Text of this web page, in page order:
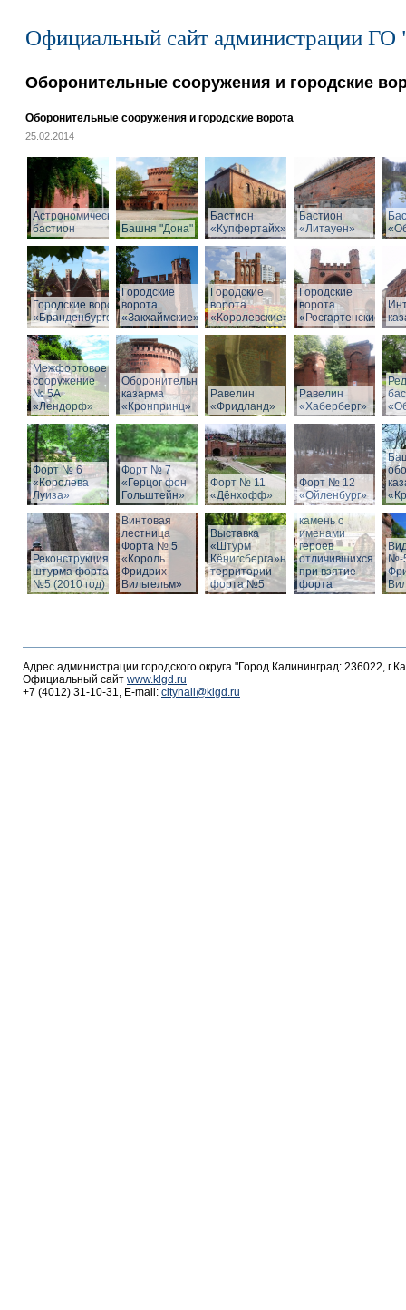
Официальный сайт администрации ГО
Оборонительные сооружения и городские
Оборонительные сооружения и городские ворота
25.02.2014
Астрономический
бастион
Башня "Дона"
Бастион
«Купфертайх»
Бастион
«Литауен»
Городские ворота
«Бранденбургские»
Городские
ворота
«Закхаймские»
Городские
ворота
«Королевские»
Городские
ворота
«Росгартенские»
Межфортовое
сооружение
№ 5А
«Лендорф»
Оборонительная
казарма
«Кронпринц»
Равелин
«Фридланд»
Равелин
«Хаберберг»
Форт № 6
«Королева
Луиза»
Форт № 7
«Герцог фон
Гольштейн»
Форт № 11
«Дёнхофф»
Форт № 12
«Ойленбург»
Реконструкция
штурма форта
№5 (2010 год)
Винтовая
лестница
Форта № 5
«Король
Фридрих
Вильгельм»
Выставка
«Штурм
Кёнигсберга»на
территории
форта №5
Мемориальный
камень с
именами
героев
отличившихся
при взятие
форта
№-
Адрес администрации городского округа "Город Калининград: 236022,
Официальный сайт www.klgd.ru
+7 (4012) 31-10-31, E-mail: cityhall@klgd.ru